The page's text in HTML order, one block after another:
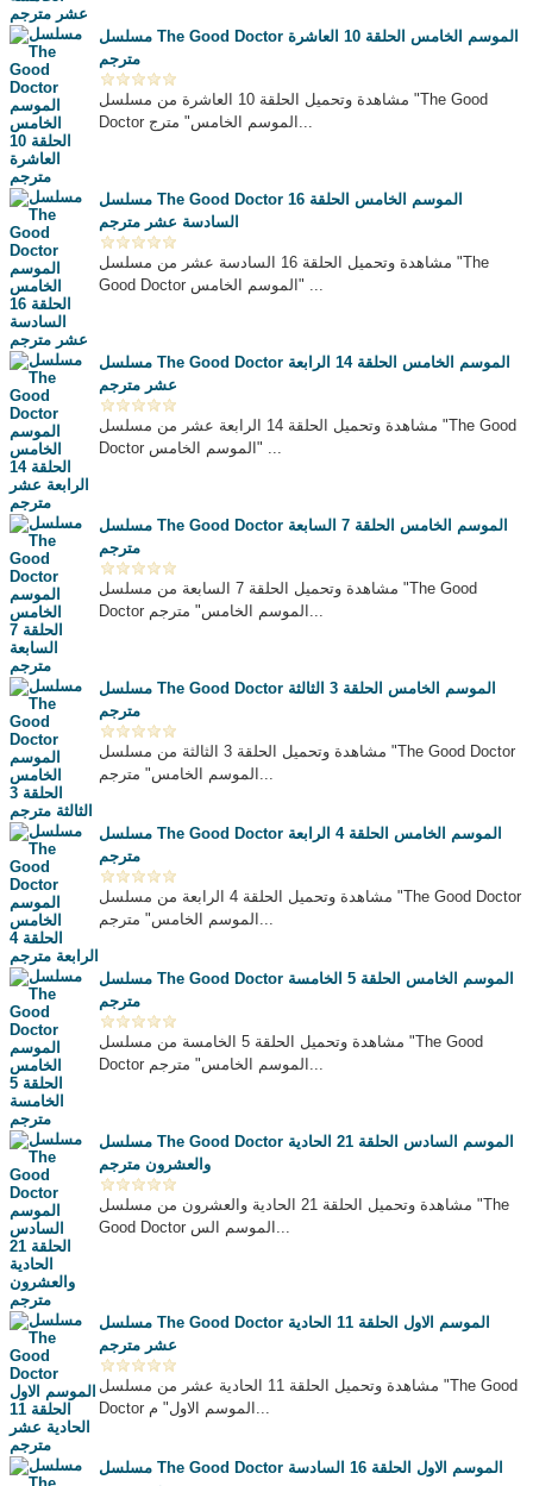
مسلسل The Good Doctor الموسم الخامس الحلقة 10 العاشرة
مترجم
مشاهدة وتحميل الحلقة 10 العاشرة من مسلسل "The Good
Doctor الموسم الخامس" مترج...
مسلسل The Good Doctor الموسم الخامس الحلقة 16
السادسة عشر مترجم
مشاهدة وتحميل الحلقة 16 السادسة عشر من مسلسل "The
Good Doctor الموسم الخامس" ...
مسلسل The Good Doctor الموسم الخامس الحلقة 14 الرابعة
عشر مترجم
مشاهدة وتحميل الحلقة 14 الرابعة عشر من مسلسل "The Good
Doctor الموسم الخامس" ...
مسلسل The Good Doctor الموسم الخامس الحلقة 7 السابعة
مترجم
مشاهدة وتحميل الحلقة 7 السابعة من مسلسل "The Good
Doctor الموسم الخامس" مترجم...
مسلسل The Good Doctor الموسم الخامس الحلقة 3 الثالثة
مترجم
مشاهدة وتحميل الحلقة 3 الثالثة من مسلسل "The Good Doctor
الموسم الخامس" مترجم...
مسلسل The Good Doctor الموسم الخامس الحلقة 4 الرابعة
مترجم
مشاهدة وتحميل الحلقة 4 الرابعة من مسلسل "The Good Doctor
الموسم الخامس" مترجم...
مسلسل The Good Doctor الموسم الخامس الحلقة 5 الخامسة
مترجم
مشاهدة وتحميل الحلقة 5 الخامسة من مسلسل "The Good
Doctor الموسم الخامس" مترجم...
مسلسل The Good Doctor الموسم السادس الحلقة 21 الحادية
والعشرون مترجم
مشاهدة وتحميل الحلقة 21 الحادية والعشرون من مسلسل "The
Good Doctor الموسم الس...
مسلسل The Good Doctor الموسم الاول الحلقة 11 الحادية
عشر مترجم
مشاهدة وتحميل الحلقة 11 الحادية عشر من مسلسل "The Good
Doctor الموسم الاول" م...
مسلسل The Good Doctor الموسم الاول الحلقة 16 السادسة